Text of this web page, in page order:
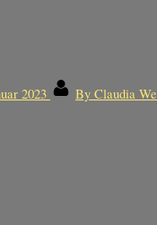
2023 By Claudia